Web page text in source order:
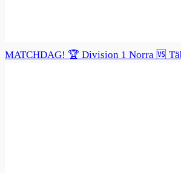
MATCHDAG! 🏆 Division 1 Norra 🆚